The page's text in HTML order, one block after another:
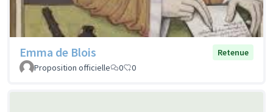
Emma de Blois
Retenue
Proposition officielle
0 0